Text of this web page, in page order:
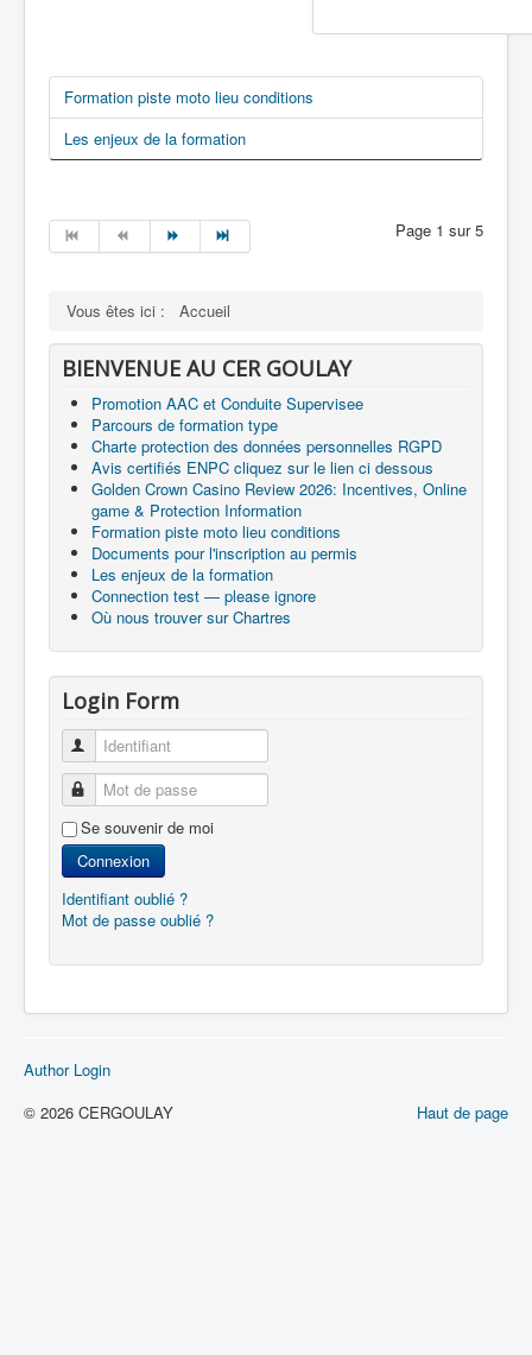
Formation piste moto lieu conditions
Les enjeux de la formation
Page 1 sur 5
Vous êtes ici : Accueil
BIENVENUE AU CER GOULAY
Promotion AAC et Conduite Supervisee
Parcours de formation type
Charte protection des données personnelles RGPD
Avis certifiés ENPC cliquez sur le lien ci dessous
Golden Crown Casino Review 2026: Incentives, Online
game & Protection Information
Formation piste moto lieu conditions
Documents pour l'inscription au permis
Les enjeux de la formation
Connection test — please ignore
Où nous trouver sur Chartres
Login Form
Identifiant
Mot de passe
Se souvenir de moi
Connexion
Identifiant oublié ?
Mot de passe oublié ?
Author Login
Haut de page
© 2026 CERGOULAY